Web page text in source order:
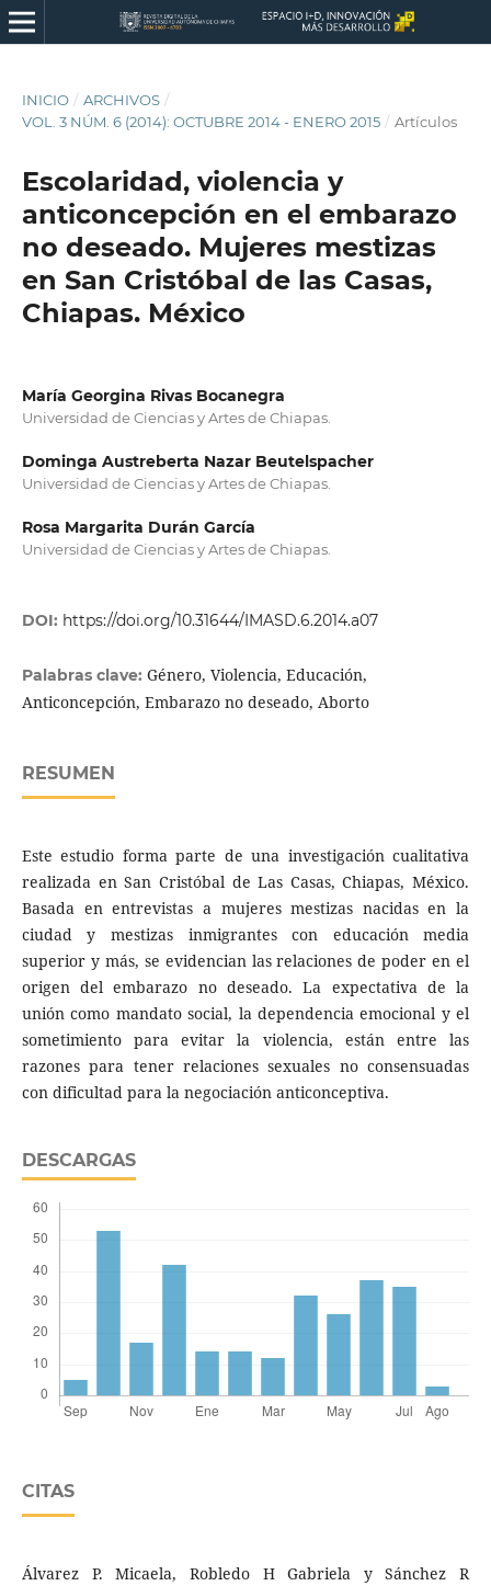
INICIO / ARCHIVOS /
VOL. 3 NÚM. 6 (2014): OCTUBRE 2014 - ENERO 2015 / Artículos
Escolaridad, violencia y
anticoncepción en el embarazo
no deseado. Mujeres mestizas
en San Cristóbal de las Casas,
Chiapas. México
María Georgina Rivas Bocanegra
Universidad de Ciencias y Artes de Chiapas.
Dominga Austreberta Nazar Beutelspacher
Universidad de Ciencias y Artes de Chiapas.
Rosa Margarita Durán García
Universidad de Ciencias y Artes de Chiapas.
DOI: https://doi.org/10.31644/IMASD.6.2014.a07
Palabras clave: Género, Violencia, Educación,
Anticoncepción, Embarazo no deseado, Aborto
RESUMEN
Este estudio forma parte de una investigación cualitativa
realizada en San Cristóbal de Las Casas, Chiapas, México.
Basada en entrevistas a mujeres mestizas nacidas en la
ciudad y mestizas inmigrantes con educación media
superior y más, se evidencian las relaciones de poder en el
origen del embarazo no deseado. La expectativa de la
unión como mandato social, la dependencia emocional y el
sometimiento para evitar la violencia, están entre las
razones para tener relaciones sexuales no consensuadas
con dificultad para la negociación anticonceptiva.
DESCARGAS
CITAS
Álvarez P. Micaela, Robledo H Gabriela y Sánchez R